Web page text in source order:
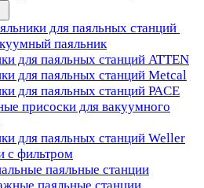
для паяльных станций
паяльник
для паяльных станций ATTEN
для паяльных станций Metcal
для паяльных станций PACE
присоски для вакуумного
для паяльных станций Weller
с фильтром
паяльные станции
паяльные станции